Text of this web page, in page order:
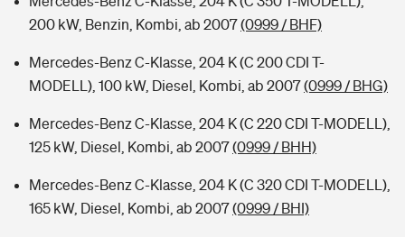
200 kW, Benzin, Kombi, ab 2007(0999 / BHF)
Mercedes-Benz C-Klasse, 204 K (C 200 CDI T-
MODELL), 100 kW, Diesel, Kombi, ab 2007(0999 / BHG)
Mercedes-Benz C-Klasse, 204 K (C 220 CDI T-MODELL),
125 kW, Diesel, Kombi, ab 2007(0999 / BHH)
Mercedes-Benz C-Klasse, 204 K (C 320 CDI T-MODELL),
165 kW, Diesel, Kombi, ab 2007(0999 / BHI)